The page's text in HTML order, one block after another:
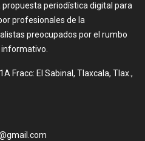
propuesta periodística digital para
profesionales de la
preocupados por el rumbo
Fracc: El Sabinal, Tlaxcala, Tlax.,